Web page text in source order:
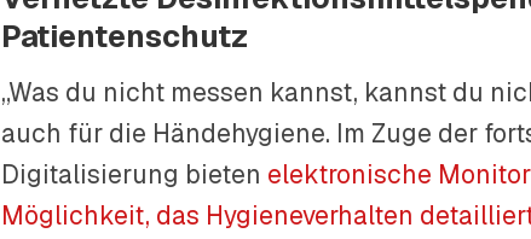
Patientenschutz
„Was du nicht messen kannst, kannst du
auch für die Händehygiene. Im Zuge der
Digitalisierung bieten elektronische
Möglichkeit, das Hygieneverhalten